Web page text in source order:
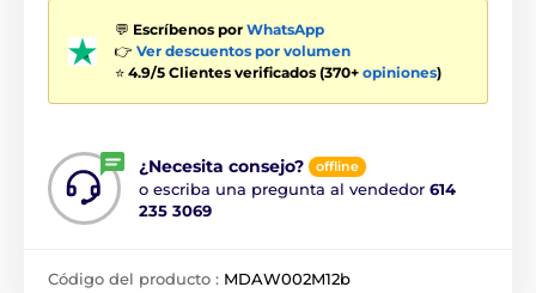
💬 Escríbenos por WhatsApp
👉 Ver descuentos por volumen
⭐ 4.9/5 Clientes verificados (370+ opiniones)
¿Necesita consejo? offline
o escriba una pregunta al vendedor 614
235 3069
Código del producto : MDAW002M12b